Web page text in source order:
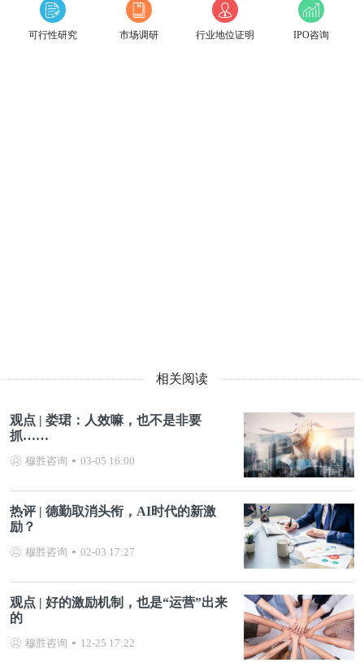
可行性研究 市场调研 行业地位证明 IPO咨询
相关阅读
观点 | 娄珺：人效嘛，也不是非要
抓……
穆胜咨询 03-05 16:00
热评 | 德勤取消头衔，AI时代的新激
励？
穆胜咨询 02-03 17:27
观点 | 好的激励机制，也是“运营”出来
的
穆胜咨询 12-25 17:22